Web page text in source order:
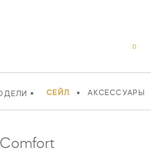
• СЕЙЛ • АКСЕССУАРЫ
0